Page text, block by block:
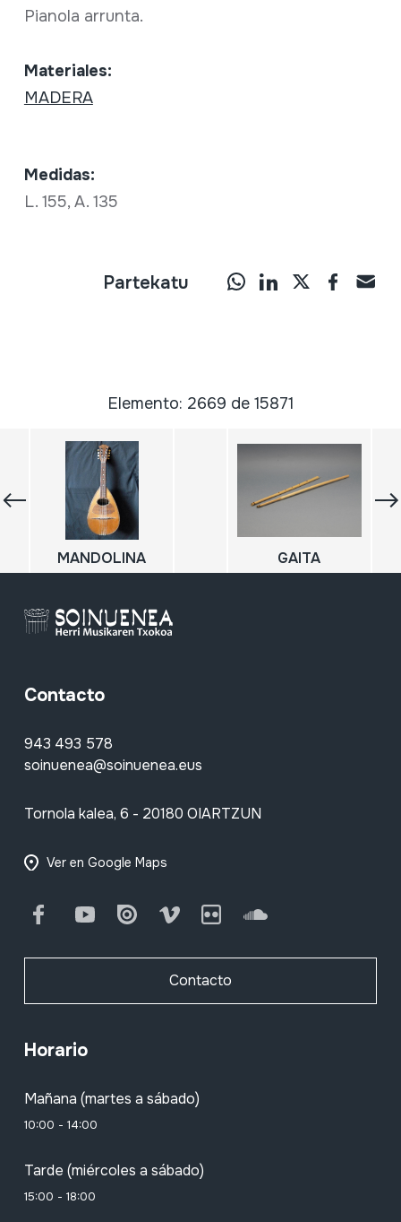
Pianola arrunta.
Materiales:
MADERA
Medidas:
L. 155, A. 135
Partekatu
Elemento: 2669 de 15871
MANDOLINA GAITA
Contacto
943 493 578
soinuenea@soinuenea.eus
Tornola kalea, 6 - 20180 OIARTZUN
Ver en Google Maps
FacebookYoutube Issuu Vimeo Flickr SoundCloud
Contacto
Horario
Mañana (martes a sábado)
10:00 - 14:00
Tarde (miércoles a sábado)
15:00 - 18:00